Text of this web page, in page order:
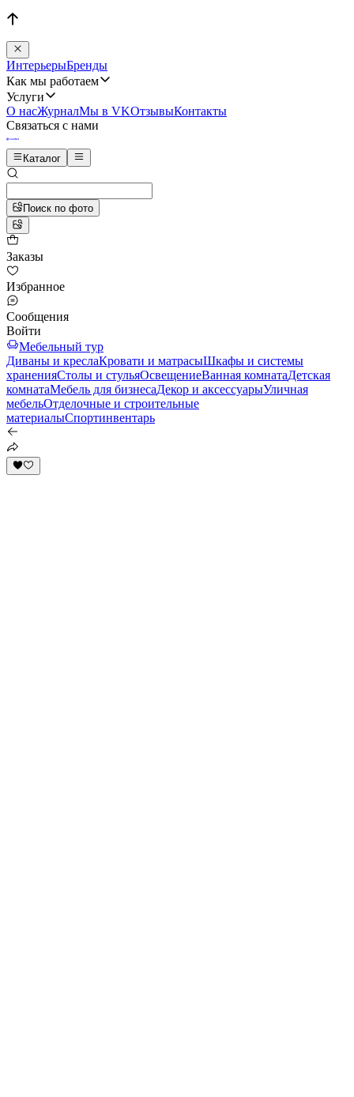
ИнтерьерыБренды
Как мы работаем
Услуги
О насЖурналМы в VKОтзывыКонтакты
Связаться с нами
Каталог
Поиск по фото
Заказы
Избранное
Сообщения
Войти
Мебельный тур
Диваны и креслаКровати и матрасыШкафы и системы
храненияСтолы и стульяОсвещениеВанная комнатаДетская
комнатаМебель для бизнесаДекор и аксессуарыУличная
мебельОтделочные и строительные
материалыСпортинвентарь